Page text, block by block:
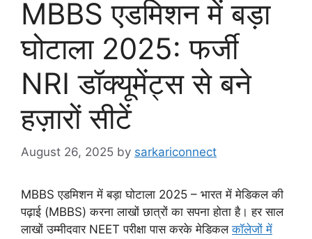
MBBS एडमिशन में बड़ा
घोटाला 2025: फर्जी
NRI डॉक्यूमेंट्स से बने
हज़ारों सीटें
August 26, 2025 by sarkariconnect
MBBS एडमिशन में बड़ा घोटाला 2025 – भारत में मेडिकल की
पढ़ाई (MBBS) करना लाखों छात्रों का सपना होता है। हर साल
लाखों उम्मीदवार NEET परीक्षा पास करके मेडिकलकॉलेजों में